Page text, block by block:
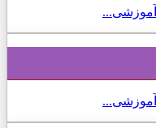
آموزشی...
آموزشی...